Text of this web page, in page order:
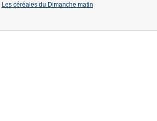
Les céréales du Dimanche matin